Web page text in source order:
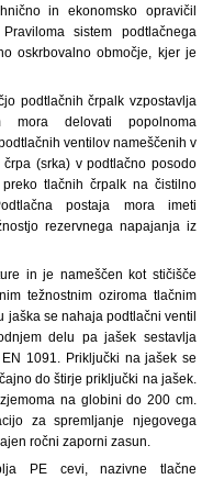
in ekonomsko opravičil
sistem podtlačnega
oskrbovalno območje, kjer je
podtlačnih črpalk vzpostavlja
mora delovati popolnoma
ventilov nameščenih v
(srka) v podtlačno posodo
tlačnih črpalk na čistilno
postaja mora imeti
rezervnega napajanja iz
in je nameščen kot stičišče
težnostnim oziroma tlačnim
jaška se nahaja podtlačni ventil
delu pa jašek sestavlja
1091. Priključki na jašek se
do štirje priključki na jašek.
na globini do 200 cm.
za spremljanje njegovega
ročni zaporni zasun.
PE cevi, nazivne tlačne